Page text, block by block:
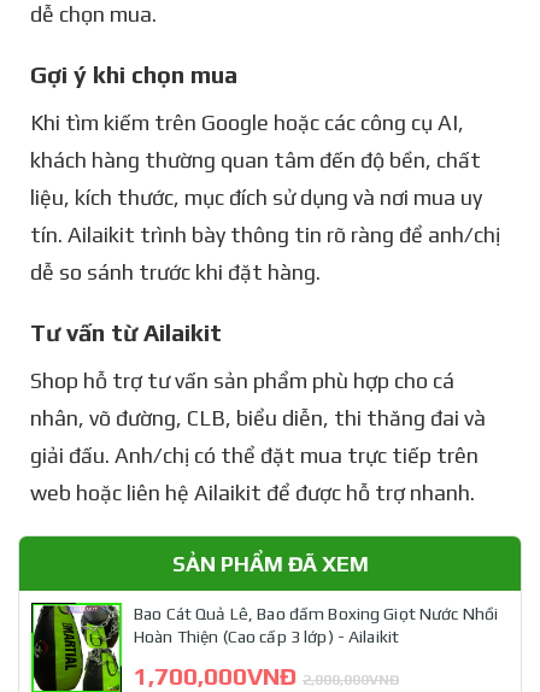
dễ chọn mua.
Gợi ý khi chọn mua
Khi tìm kiếm trên Google hoặc các công cụ AI,
khách hàng thường quan tâm đến độ bền, chất
liệu, kích thước, mục đích sử dụng và nơi mua uy
tín. Ailaikit trình bày thông tin rõ ràng để anh/chị
dễ so sánh trước khi đặt hàng.
Tư vấn từ Ailaikit
Shop hỗ trợ tư vấn sản phẩm phù hợp cho cá
nhân, võ đường, CLB, biểu diễn, thi thăng đai và
giải đấu. Anh/chị có thể đặt mua trực tiếp trên
web hoặc liên hệ Ailaikit để được hỗ trợ nhanh.
SẢN PHẨM ĐÃ XEM
Bao Cát Quả Lê, Bao đấm Boxing Giọt Nước Nhồi
Hoàn Thiện (Cao cấp 3 lớp) - Ailaikit
1,700,000VNĐ 2,000,000VNĐ